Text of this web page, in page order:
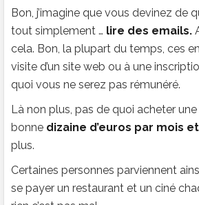
Bon, j’imagine que vous devinez de
tout simplement … lire des emails.
cela. Bon, la plupart du temps, ces
visite d’un site web ou à une
quoi vous ne serez pas rémunéré.
Là non plus, pas de quoi acheter
bonne dizaine d’euros par mois
plus.
Certaines personnes parviennent
se payer un restaurant et un ciné